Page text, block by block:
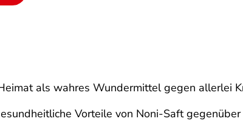
als wahres Wundermittel gegen allerlei
Vorteile von Noni-Saft